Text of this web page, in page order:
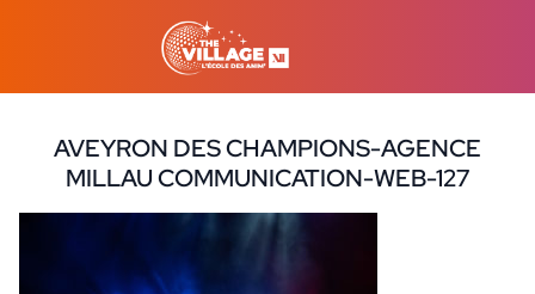
AVEYRON DES CHAMPIONS-AGENCE
MILLAU COMMUNICATION-WEB-127
21 août 2023